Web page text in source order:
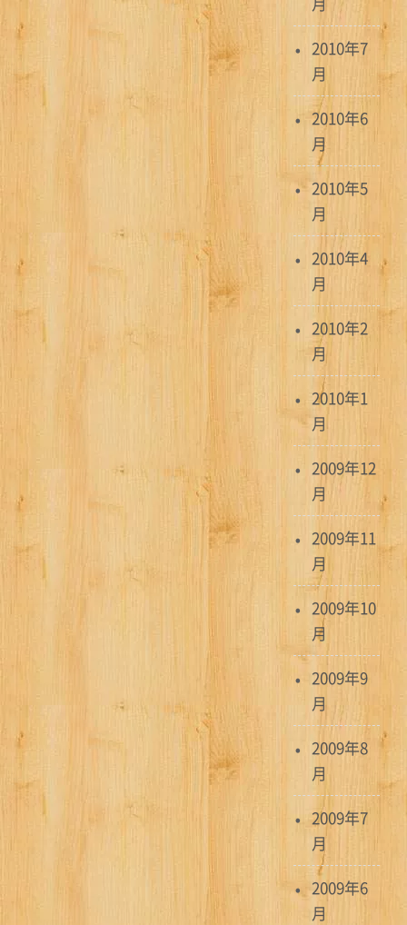
2010年7
月
2010年6
月
2010年5
月
2010年4
月
2010年2
月
2010年1
月
2009年12
月
2009年11
月
2009年10
月
2009年9
月
2009年8
月
2009年7
月
2009年6
月